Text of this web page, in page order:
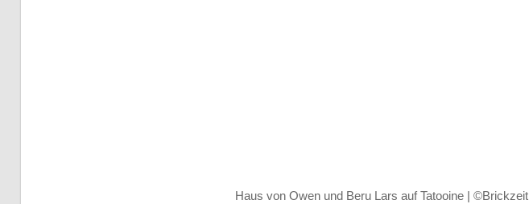
Haus von Owen und Beru Lars auf Tatooine | ©Brickzeit